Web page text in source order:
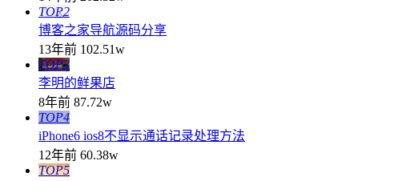
TOP2
博客之家导航源码分享
13年前 102.51w
TOP3
李明的鲜果店
8年前 87.72w
TOP4
iPhone6 ios8不显示通话记录处理方法
12年前 60.38w
TOP5